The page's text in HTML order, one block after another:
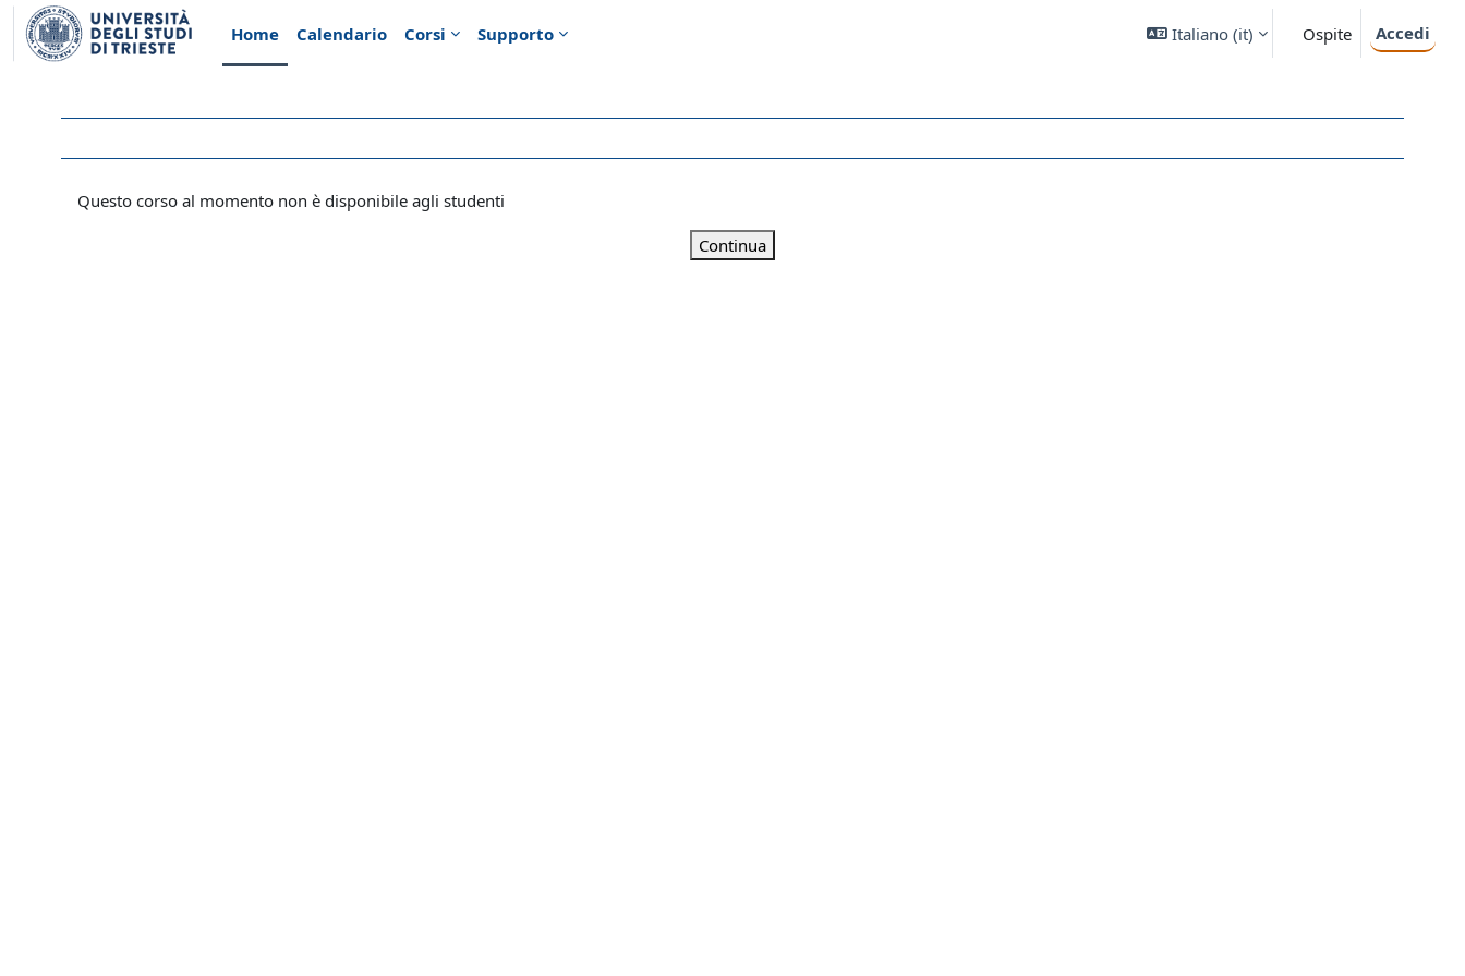
Vai al contenuto principale
Home
Calendario Corsi Supporto Italiano ‎(it)‎ Ospite Accedi
Questo corso al momento non è disponibile agli studenti
Continua